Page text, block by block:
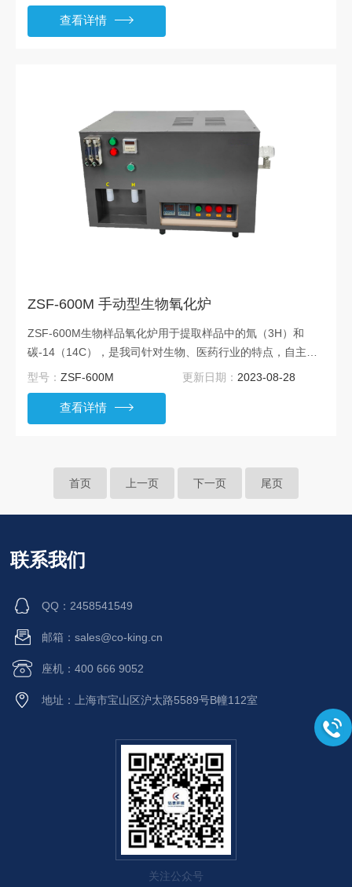
查看详情
ZSF-600M 手动型生物氧化炉
ZSF-600M生物样品氧化炉用于提取样品中的氚（3H）和
碳-14（14C），是我司针对生物、医药行业的特点，自主研
发的一款样品前处理设备。在新药开发的过程中，经常需要采
物的机理与作用。
型号： ZSF-600M 更新日期： 2023-08-28
查看详情
首页 上一页 下一页 尾页
联系我们
QQ：2458541549
邮箱：sales@co-king.cn
座机：400 666 9052
地址：上海市宝山区沪太路5589号B幢112室
关注公众号